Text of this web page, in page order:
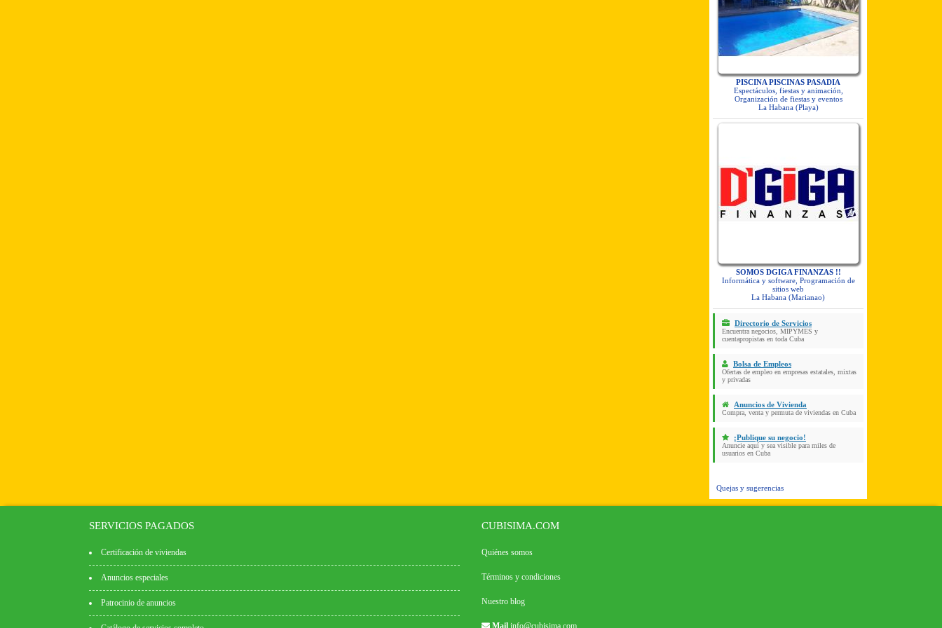
PISCINA PISCINAS PASADIA
Espectáculos, fiestas y animación,
Organización de fiestas y eventos
La Habana (Playa)
SOMOS DGIGA FINANZAS !!
Informática y software, Programación de
sitios web
La Habana (Marianao)
Directorio de Servicios
Encuentra negocios, MIPYMES y
cuentapropistas en toda Cuba
Bolsa de Empleos
Ofertas de empleo en empresas estatales, mixtas
y privadas
Anuncios de Vivienda
Compra, venta y permuta de viviendas en Cuba
¡Publique su negocio!
Anuncie aquí y sea visible para miles de
usuarios en Cuba
Quejas y sugerencias
SERVICIOS PAGADOS
Certificación de viviendas
Anuncios especiales
Patrocinio de anuncios
CUBISIMA.COM
Quiénes somos
Términos y condiciones
Nuestro blog
Mail info@cubisima.com